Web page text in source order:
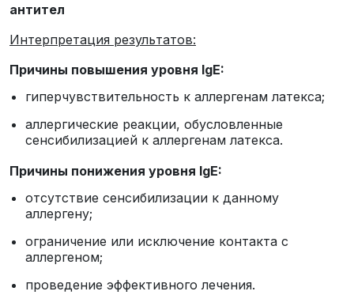
антител
Интерпретация результатов:
Причины повышения уровня IgE:
гиперчувствительность к аллергенам латекса;
аллергические реакции, обусловленные
сенсибилизацией к аллергенам латекса.
Причины понижения уровня IgE:
отсутствие сенсибилизации к данному
аллергену;
ограничение или исключение контакта с
аллергеном;
проведение эффективного лечения.